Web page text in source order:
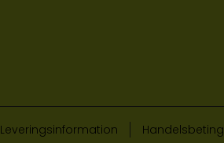
Leveringsinformation